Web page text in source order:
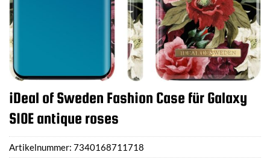
iDeal of Sweden Fashion Case für Galaxy
S10E antique roses
Artikelnummer: 7340168711718